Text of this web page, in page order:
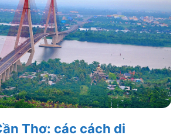
Thơ: các cách di